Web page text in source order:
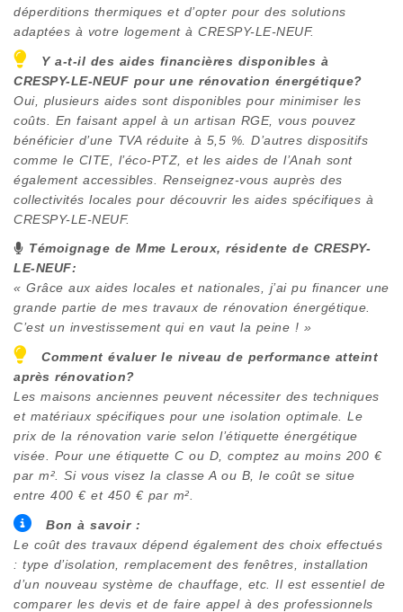
déperditions thermiques et d’opter pour des solutions
adaptées à votre logement à CRESPY-LE-NEUF.
Y a-t-il des aides financières disponibles à
CRESPY-LE-NEUF pour une rénovation énergétique?
Oui, plusieurs aides sont disponibles pour minimiser les
coûts. En faisant appel à un artisan RGE, vous pouvez
bénéficier d’une TVA réduite à 5,5 %. D’autres dispositifs
comme le CITE, l’éco-PTZ, et les aides de l’Anah sont
également accessibles. Renseignez-vous auprès des
collectivités locales pour découvrir les aides spécifiques à
CRESPY-LE-NEUF.
Témoignage de Mme Leroux, résidente de CRESPY-
LE-NEUF:
« Grâce aux aides locales et nationales, j’ai pu financer une
grande partie de mes travaux de rénovation énergétique.
C’est un investissement qui en vaut la peine ! »
Comment évaluer le niveau de performance atteint
après rénovation?
Les maisons anciennes peuvent nécessiter des techniques
et matériaux spécifiques pour une isolation optimale. Le
prix de la rénovation varie selon l’étiquette énergétique
visée. Pour une étiquette C ou D, comptez au moins 200 €
par m². Si vous visez la classe A ou B, le coût se situe
entre 400 € et 450 € par m².
Bon à savoir :
Le coût des travaux dépend également des choix effectués
: type d’isolation, remplacement des fenêtres, installation
d’un nouveau système de chauffage, etc. Il est essentiel de
comparer les devis et de faire appel à des professionnels